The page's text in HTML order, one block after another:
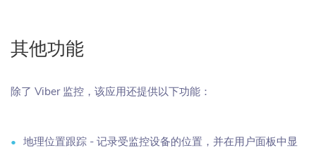
其他功能
除了 Viber 监控，该应用还提供以下功能：
地理位置跟踪 - 记录受监控设备的位置，并在用户面板中显